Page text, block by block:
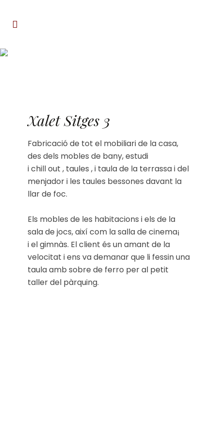
Xalet Sitges 3
Fabricació de tot el mobiliari de la casa,
des dels mobles de bany, estudi
i chill out , taules , i taula de la terrassa i del
menjador i les taules bessones davant la
llar de foc.
Els mobles de les habitacions i els de la
sala de jocs, així com la salla de cinema¡
i el gimnàs. El client és un amant de la
velocitat i ens va demanar que li fessin una
taula amb sobre de ferro per al petit
taller del pàrquing.